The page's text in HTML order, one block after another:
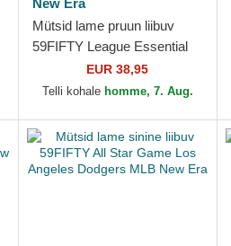
New Era
Mütsid lame pruun liibuv
59FIFTY League Essential
New York Yankees MLB
New Era
EUR 38,95
Telli kohale homme, 7. Aug.